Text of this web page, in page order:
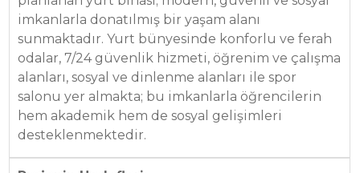
imkanlarla donatılmış bir yaşam alanı
sunmaktadır. Yurt bünyesinde konforlu ve ferah
odalar, 7/24 güvenlik hizmeti, öğrenim ve çalışma
alanları, sosyal ve dinlenme alanları ile spor
salonu yer almakta; bu imkanlarla öğrencilerin
hem akademik hem de sosyal gelişimleri
desteklenmektedir.